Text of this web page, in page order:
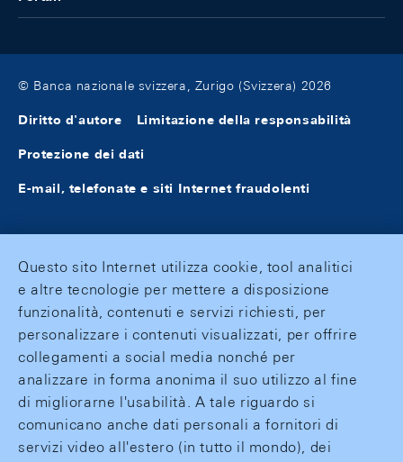
© Banca nazionale svizzera, Zurigo (Svizzera) 2026
Diritto d'autore Limitazione della responsabilità
Protezione dei dati
E-mail, telefonate e siti Internet fraudolenti
Questo sito Internet utilizza cookie, tool analitici
e altre tecnologie per mettere a disposizione
funzionalità, contenuti e servizi richiesti, per
personalizzare i contenuti visualizzati, per offrire
collegamenti a social media nonché per
analizzare in forma anonima il suo utilizzo al fine
di migliorarne l'usabilità. A tale riguardo si
comunicano anche dati personali a fornitori di
servizi video all'estero (in tutto il mondo), dei